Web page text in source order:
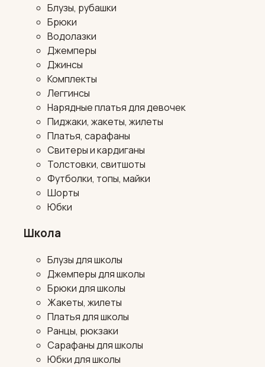
Блузы, рубашки
Брюки
Водолазки
Джемперы
Джинсы
Комплекты
Леггинсы
Нарядные платья для девочек
Пиджаки, жакеты, жилеты
Платья, сарафаны
Свитеры и кардиганы
Толстовки, свитшоты
Футболки, топы, майки
Шорты
Юбки
Школа
Блузы для школы
Джемперы для школы
Брюки для школы
Жакеты, жилеты
Платья для школы
Ранцы, рюкзаки
Сарафаны для школы
Юбки для школы